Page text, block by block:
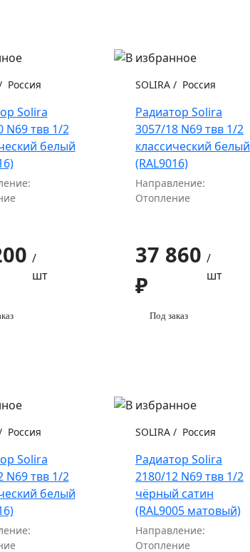
Россия
Solira
N69 твв 1/2
белый
/
шт
SOLIRA / Россия
Радиатор Solira
3057/18 N69 твв 1/2
классический белый
(RAL9016)
Направление:
Отопление
37 860
₽
/
шт
Под заказ
Россия
Solira
N69 твв 1/2
белый
SOLIRA / Россия
Радиатор Solira
2180/12 N69 твв 1/2
чёрный сатин
(RAL9005 матовый)
Направление:
Отопление